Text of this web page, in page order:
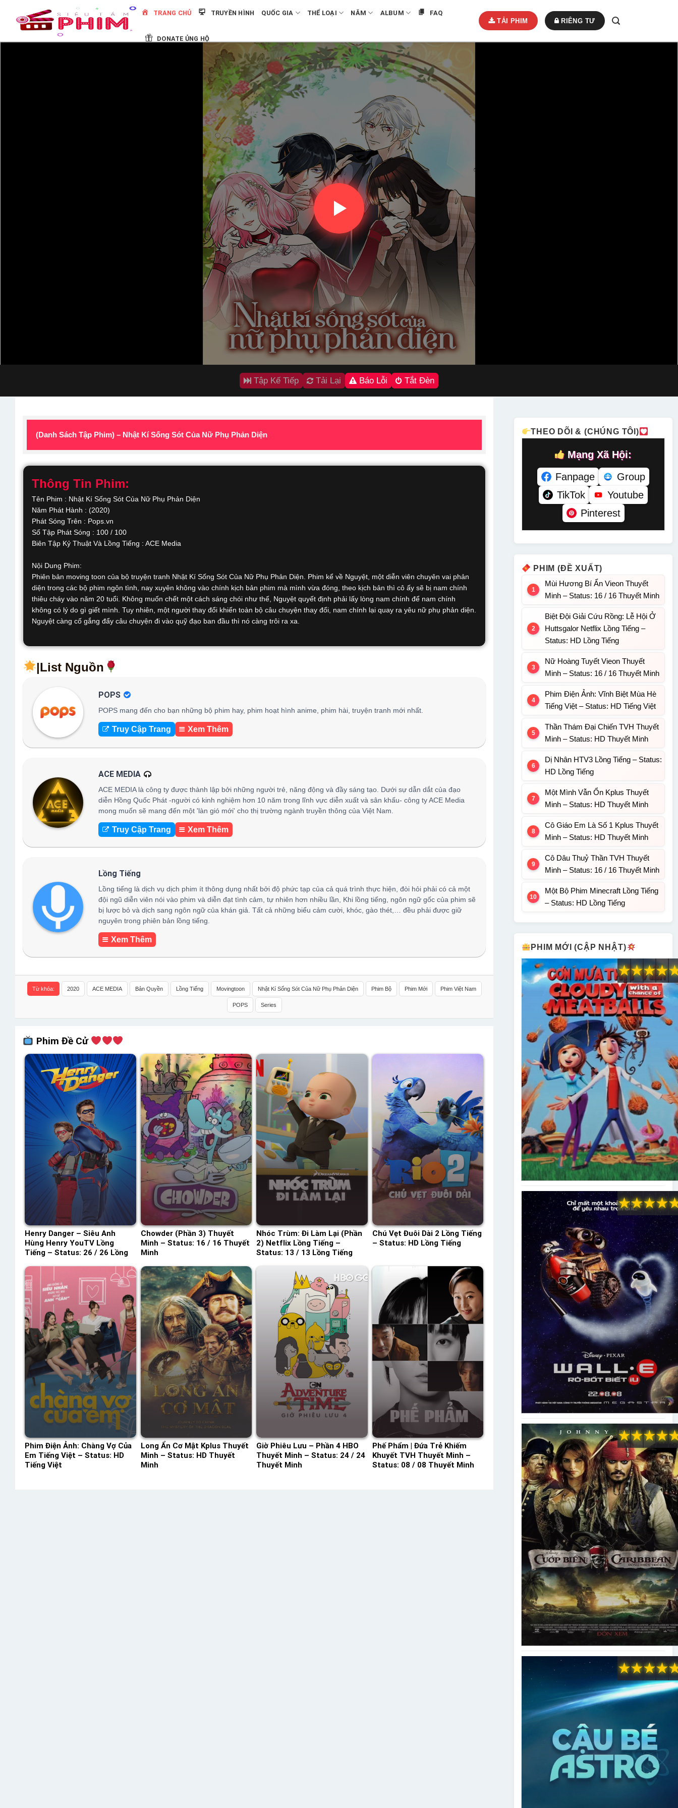
TRANG CHỦ TRUYỀN HÌNH QUỐC GIA THỂ LOẠI NĂM ALBUM FAQ
DONATE ỦNG HỘ
Tập Kế Tiếp Tải Lại Báo Lỗi Tắt Đèn
(Danh Sách Tập Phim) – Nhật Kí Sống Sót Của Nữ Phụ Phản Diện
Thông Tin Phim:
Tên Phim : Nhật Kí Sống Sót Của Nữ Phụ Phản Diện
Năm Phát Hành : (2020)
Phát Sóng Trên : Pops.vn
Số Tập Phát Sóng : 100 / 100
Biên Tập Kỷ Thuật Và Lồng Tiếng : ACE Media
Nội Dung Phim:
Phiên bản moving toon của bộ truyện tranh Nhật Kí Sống Sót Của Nữ Phụ Phản Diện. Phim kể về Nguyệt, một diễn viên chuyên vai phản
diện trong các bộ phim ngôn tình, nay xuyên không vào chính kịch bản phim mà mình vừa đóng, theo kịch bản thì cô ấy sẽ bị nam chính
thiêu cháy vào năm 20 tuổi. Không muốn chết một cách sáng chói như thế, Nguyệt quyết định phải lấy lòng nam chính để nam chính
không có lý do gì giết mình. Tuy nhiên, một người thay đổi khiến toàn bộ câu chuyện thay đổi, nam chính lại quay ra yêu nữ phụ phản diện.
Nguyệt càng cố gắng đẩy câu chuyện đi vào quỹ đạo ban đầu thì nó càng trôi ra xa.
|List Nguồn
POPS
POPS mang đến cho bạn những bộ phim hay, phim hoạt hình anime, phim hài, truyện tranh mới nhất.
Truy Cập Trang Xem Thêm
ACE MEDIA
ACE MEDIA là công ty được thành lập bởi những người trẻ, năng động và đầy sáng tạo. Dưới sự dẫn dắt của đạo
diễn Hồng Quốc Phát -người có kinh nghiệm hơn 10 năm trong lĩnh vực diễn xuất và sân khấu- công ty ACE Media
mong muốn sẽ mang đến một 'làn gió mới' cho thị trường ngành truyền thông của Việt Nam.
Truy Cập Trang Xem Thêm
Lồng Tiếng
Lồng tiếng là dịch vụ dịch phim ít thông dụng nhất bởi độ phức tạp của cả quá trình thực hiện, đòi hỏi phải có cả một
đội ngũ diễn viên nói vào phim và diễn đạt tình cảm, tự nhiên hơn nhiều lần, Khi lồng tiếng, ngôn ngữ gốc của phim sẽ
bị lược bỏ và dịch sang ngôn ngữ của khán giả. Tất cả những biểu cảm cười, khóc, gào thét,… đều phải được giữ
nguyên trong phiên bản lồng tiếng.
Xem Thêm
Từ khóa: 2020 ACE MEDIA Bản Quyền Lồng Tiếng Movingtoon Nhật Kí Sống Sót Của Nữ Phụ Phản Diện Phim Bộ Phim Mới Phim Việt Nam
POPS Series
Phim Đề Cử
Henry Danger – Siêu Anh
Hùng Henry YouTV Lồng
Tiếng – Status: 26 / 26 Lồng
Chowder (Phần 3) Thuyết
Minh – Status: 16 / 16 Thuyết
Minh
Nhóc Trùm: Đi Làm Lại (Phần
2) Netflix Lồng Tiếng –
Status: 13 / 13 Lồng Tiếng
Chú Vẹt Đuôi Dài 2 Lồng Tiếng
– Status: HD Lồng Tiếng
Phim Điện Ảnh: Chàng Vợ Của
Em Tiếng Việt – Status: HD
Tiếng Việt
Long Ẩn Cơ Mật Kplus Thuyết
Minh – Status: HD Thuyết
Minh
Giờ Phiêu Lưu – Phần 4 HBO
Thuyết Minh – Status: 24 / 24
Thuyết Minh
Phế Phẩm | Đứa Trẻ Khiếm
Khuyết TVH Thuyết Minh –
Status: 08 / 08 Thuyết Minh
THEO DÕI & (CHÚNG TÔI)
Mạng Xã Hội:
Fanpage
Group
TikTok
Youtube
Pinterest
PHIM (ĐỀ XUẤT)
Mùi Hương Bí Ẩn Vieon Thuyết
Minh – Status: 16 / 16 Thuyết Minh
Biệt Đội Giải Cứu Rồng: Lễ Hội Ở
Huttsgalor Netflix Lồng Tiếng –
Status: HD Lồng Tiếng
Nữ Hoàng Tuyết Vieon Thuyết
Minh – Status: 16 / 16 Thuyết Minh
Phim Điện Ảnh: Vĩnh Biệt Mùa Hè
Tiếng Việt – Status: HD Tiếng Việt
Thần Thám Đại Chiến TVH Thuyết
Minh – Status: HD Thuyết Minh
Dị Nhân HTV3 Lồng Tiếng – Status:
HD Lồng Tiếng
Một Mình Vẫn Ổn Kplus Thuyết
Minh – Status: HD Thuyết Minh
Cô Giáo Em Là Số 1 Kplus Thuyết
Minh – Status: HD Thuyết Minh
Cô Dâu Thuỷ Thần TVH Thuyết
Minh – Status: 16 / 16 Thuyết Minh
Một Bộ Phim Minecraft Lồng Tiếng
– Status: HD Lồng Tiếng
PHIM MỚI (CẬP NHẬT)
★
★
★
★
★
★
★
★
★
★
★
★
★
★
★
★